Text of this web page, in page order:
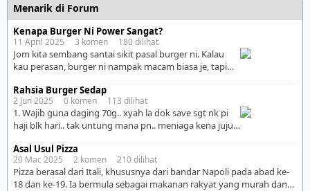
Menarik di Forum
Kenapa Burger Ni Power Sangat?
11 April 2025 3 komen 180 dilihat
Jom kita sembang santai sikit pasal burger ni. Kalau
kau perasan, burger ni nampak macam biasa je, tapi
satu: . 🍔 1. Lapar tahap naga? Burger la jawabnya. Tak
kira kau balik kerja penat, baru lepas bergaduh dengan
bos, atau baru bangun pukul 3 petang – burger
sentiasa […]
Rahsia Burger Sedap
2 Jun 2025 0 komen 113 dilihat
1. Wajib guna daging 70g.. xyah la dok save sgt nk pi
haji blk hari.. tak untung mana pn.. meniaga kena jujur..
Masak daging, jgn tekan.. bila tekan, jus daging akan
kluar.. pasai tu daging jadi kering.. alih2 kan saja.. boh
planta sikit.. sikit ja.. […]
Asal Usul Pizza
20 Mac 2025 2 komen 210 dilihat
Pizza berasal dari Itali, khususnya dari bandar Napoli pada abad ke-
18 dan ke-19. Ia bermula sebagai makanan rakyat yang murah dan